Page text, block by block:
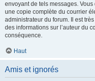
envoyant de tels messages.
une copie complète du courrier
administrateur du forum. Il est
des informations sur l’auteur du
conséquence.
Haut
Amis et ignorés